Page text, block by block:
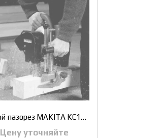
Цепной пазорез MAKITA KC100
Цену уточняйте